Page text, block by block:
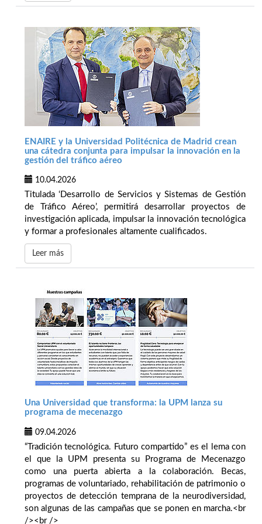
ENAIRE y la Universidad Politécnica de Madrid crean
una cátedra conjunta para impulsar la innovación en la
gestión del tráfico aéreo
10.04.2026
Titulada ‘Desarrollo de Servicios y Sistemas de Gestión
de Tráfico Aéreo’, permitirá desarrollar proyectos de
investigación aplicada, impulsar la innovación tecnológica
y formar a profesionales altamente cualificados.
Leer más
Una Universidad que transforma: la UPM lanza su
programa de mecenazgo
09.04.2026
“Tradición tecnológica. Futuro compartido” es el lema con
el que la UPM presenta su Programa de Mecenazgo
como una puerta abierta a la colaboración. Becas,
programas de voluntariado, rehabilitación de patrimonio o
proyectos de detección temprana de la neurodiversidad,
son algunas de las campañas que se ponen en marcha.<br
/><br />